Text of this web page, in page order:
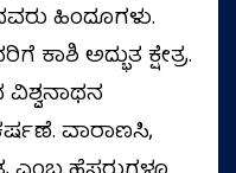
ಹಿಂದೂಗಳು.
ಕಾಶಿ ಅದ್ಭುತ ಕ್ಷೇತ್ರ.
ವಿಶ್ವನಾಥನ
ವಾರಾಣಸಿ,